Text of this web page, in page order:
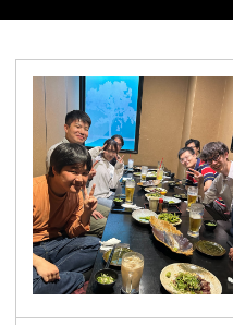
26/06/01
研究室OBとの食事
会